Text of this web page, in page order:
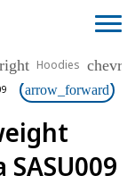
Hoodies
arrow_forward